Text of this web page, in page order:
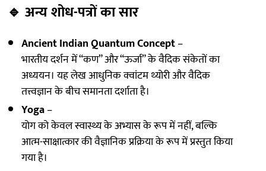
🔹 अन्य शोध-पत्रों का सार
Ancient Indian Quantum Concept–
भारतीय दर्शन में “कण” और “ऊर्जा” के वैदिक संकेतों का
अध्ययन। यह लेख आधुनिक क्वांटम थ्योरी और वैदिक
तत्त्वज्ञान के बीच समानता दर्शाता है।
Yoga–
योग को केवल स्वास्थ्य के अभ्यास के रूप में नहीं, बल्कि
आत्म-साक्षात्कार की वैज्ञानिक प्रक्रिया के रूप में प्रस्तुत किया
गया है।